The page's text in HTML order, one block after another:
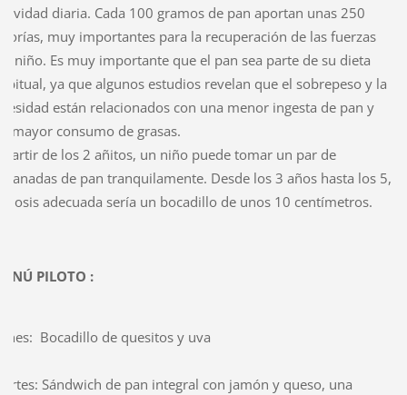
diaria. Cada 100 gramos de pan aportan unas 250
muy importantes para la recuperación de las fuerzas
niño. Es muy importante que el pan sea parte de su dieta
ya que algunos estudios revelan que el sobrepeso y la
están relacionados con una menor ingesta de pan y
mayor consumo de grasas.
partir de los 2 añitos, un niño puede tomar un par de
de pan tranquilamente. Desde los 3 años hasta los 5,
dosis adecuada sería un bocadillo de unos 10 centímetros.
PILOTO :
Bocadillo de quesitos y uva
Sándwich de pan integral con jamón y queso, una